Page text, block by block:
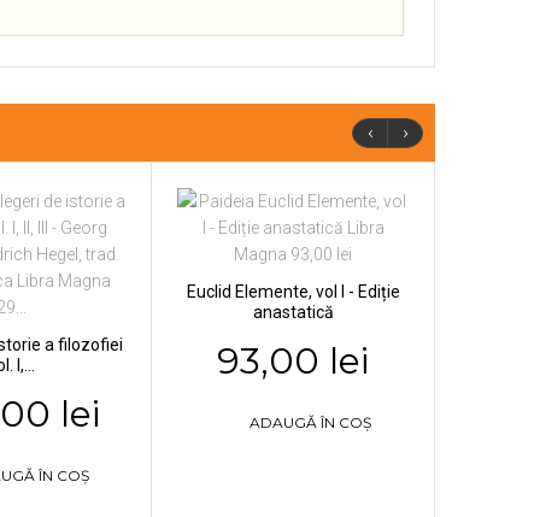
‹ ›
a filozofiei
I,...
lei
ÎN COȘ
Euclid Elemente, vol I - Ediție
anastatică
93,00 lei
ADAUGĂ ÎN COȘ